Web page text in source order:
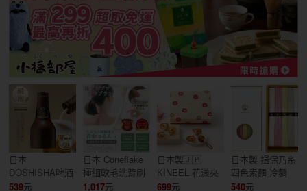
日本
DOSHISHA啤酒
起泡器
539
日本 Coneflake
極細軟毛洗背刷
1,017
日本製🇯🇵
KINEEL 花漾夾
心薄脆餅禮盒
699
日本製 揖保乃糸
四色素麵 冷麵
540